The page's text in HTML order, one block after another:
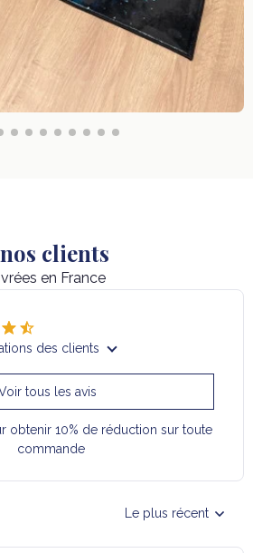
clients
en France
des clients
tous les avis
obtenir 10% de réduction sur toute
commande
Le plus récent